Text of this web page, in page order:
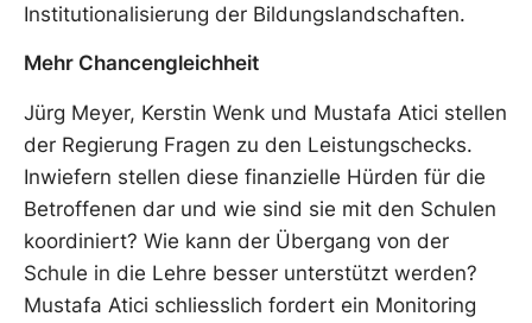
Institutionalisierung der Bildungslandschaften.
Mehr Chancengleichheit
Jürg Meyer, Kerstin Wenk und Mustafa Atici stellen
der Regierung Fragen zu den Leistungschecks.
Inwiefern stellen diese finanzielle Hürden für die
Betroffenen dar und wie sind sie mit den Schulen
koordiniert? Wie kann der Übergang von der
Schule in die Lehre besser unterstützt werden?
Mustafa Atici schliesslich fordert ein Monitoring